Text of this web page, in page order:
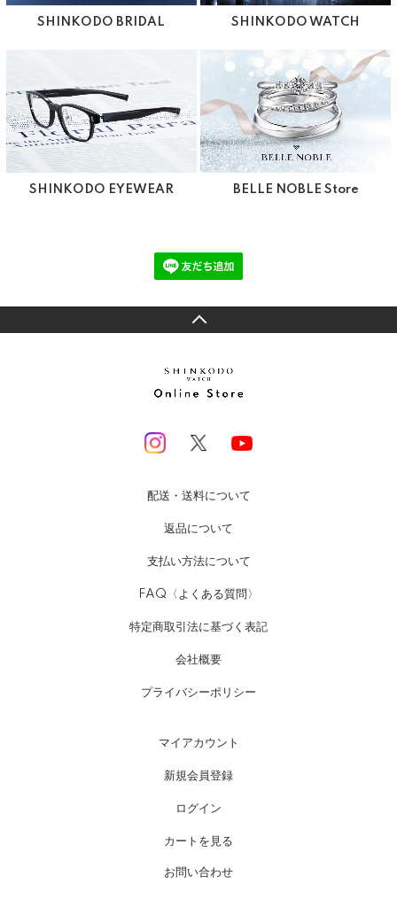
SHINKODO BRIDAL SHINKODO WATCH
SHINKODO EYEWEAR BELLE NOBLE Store
配送・送料について
返品について
支払い方法について
FAQ〈よくある質問〉
特定商取引法に基づく表記
会社概要
プライバシーポリシー
マイアカウント
新規会員登録
ログイン
カートを見る
お問い合わせ